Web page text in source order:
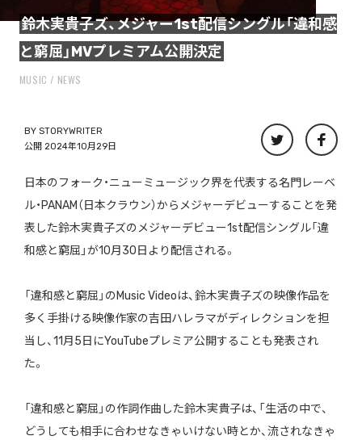
鈴木実貴子ズ、メジャー1st配信シングル「違和感
と窮屈」MVプレミアム公開決定
MUSIC NEWS
BY STORYWRITER
公開 2024年10月29日
日本のフォーク・ニューミュージック界を代表する名門レーベ
ル・PANAM（日本クラウン）からメジャーデビューすることを発
表した鈴木実貴子ズのメジャーデビュー1st配信シングル「違
和感と窮屈」が10月30日より配信される。
「違和感と窮屈」のMusic Videoは、鈴木実貴子ズの映像作品を
多く手掛ける映像作家の吉田ハレラマがディレクションを担
当し、11月5日にYouTubeプレミア公開することも発表され
た。
「違和感と窮屈」の作詞作曲した鈴木実貴子は、「生活の中で、
どうしても相手に合わせなきゃいけない時とか、流されなきゃ